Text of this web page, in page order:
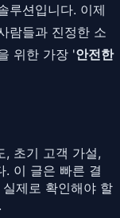
루션입니다. 이제
람들과 진정한 소
위한 가장 '안전한
, 초기 고객 가설,
. 이 글은 빠른 결
제로 확인해야 할